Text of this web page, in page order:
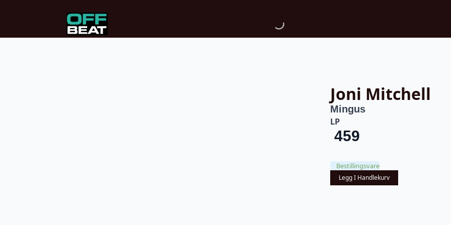
Joni Mitchell
Mingus
LP
459
Bestillingsvare
Legg I Handlekurv